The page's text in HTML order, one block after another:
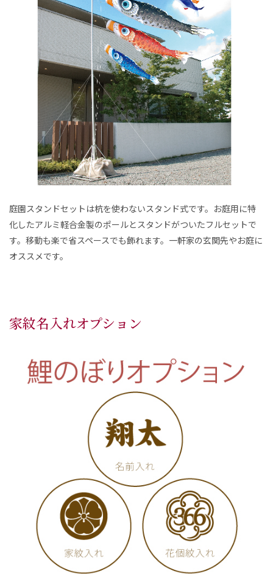
庭園スタンドセットは杭を使わないスタンド式です。お庭用に特
化したアルミ軽合金製のポールとスタンドがついたフルセットで
す。移動も楽で省スペースでも飾れます。一軒家の玄関先やお庭に
オススメです。
家紋名入れオプション